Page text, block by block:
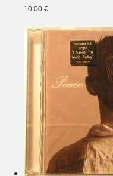
10,00 €